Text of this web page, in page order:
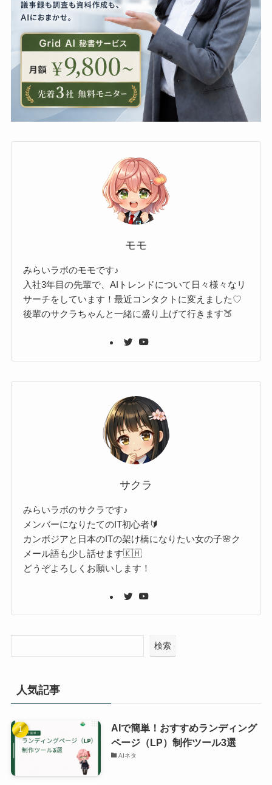
モモ
みらいラボのモモです♪
入社3年目の先輩で、AIトレンドについて日々様々なリ
サーチをしています！最近コンタクトに変えました♡
後輩のサクラちゃんと一緒に盛り上げて行きます🍑
サクラ
みらいラボのサクラです♪
メンバーになりたてのIT初心者🔰
カンボジアと日本のITの架け橋になりたい女の子🌸ク
メール語も少し話せます🇰🇭
どうぞよろしくお願いします！
検索
人気記事
AIで簡単！おすすめランディング
ページ（LP）制作ツール3選
AIネタ